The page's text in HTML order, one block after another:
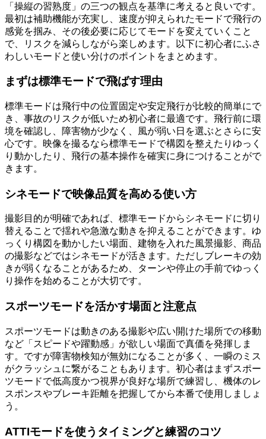
「操縦の習熟度」の三つの観点を基準に考えると良いです。
最初は補助機能が充実し、速度が抑えられたモードで飛行の
感覚を掴み、その後必要に応じてモードを変えていくこと
で、リスクを減らしながら楽しめます。以下に初心者にふさ
わしいモードと使い分けのポイントをまとめます。
まずは標準モードで飛ばす理由
標準モードは飛行中の位置固定や安定飛行が比較的簡単にで
き、事故のリスクが低いため初心者に最適です。飛行前に環
境を確認し、障害物が少なく、風が弱い日を選ぶとさらに安
心です。映像を撮るなら標準モードで構図を整えたりゆっく
り動かしたり、飛行の基本操作を確実に身につけることがで
きます。
シネモードで映像品質を高める使い方
撮影目的が明確であれば、標準モードからシネモードに切り
替えることで揺れや急激な動きを抑えることができます。ゆ
っくり構図を動かしたい場面、建物を入れた風景撮影、商品
の撮影などではシネモードが活きます。ただしブレーキの効
きが弱くなることがあるため、ターンや停止の手前でゆっく
り操作を始めることが大切です。
スポーツモードを活かす場面と注意点
スポーツモードは動きのある撮影や広い開けた場所での移動
など「スピードや躍動感」が欲しい場面で真価を発揮しま
す。ですが障害物検知が無効になることが多く、一瞬のミス
がクラッシュに繋がることもあります。初心者はまずスポー
ツモードで低高度かつ視界が良好な場所で練習し、機体のレ
スポンスやブレーキ距離を把握してから本番で使用しましょ
う。
ATTIモードを使うタイミングと練習のコツ